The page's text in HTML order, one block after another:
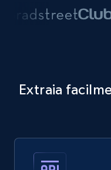
Extraia